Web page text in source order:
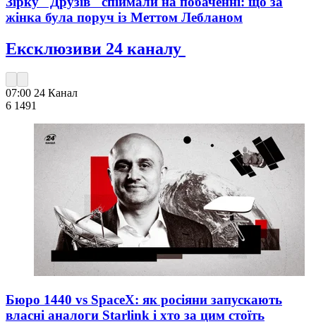
жінка була поруч із Меттом Лебланом
Ексклюзиви 24 каналу
07:00 24 Канал
6 1491
Бюро 1440 vs SpaceX: як росіяни запускають
власні аналоги Starlink і хто за цим стоїть